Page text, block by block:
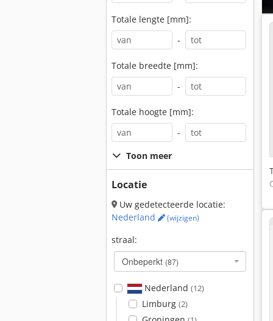
Totale lengte [mm]:
-
Totale breedte [mm]:
-
Totale hoogte [mm]:
-
Toon meer
Locatie
Uw gedetecteerde locatie:
Nederland
(wijzigen)
straal:
Onbeperkt (87)
Nederland (12)
Limburg (2)